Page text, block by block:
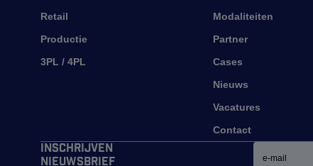
Retail
Productie
3PL / 4PL
Modaliteiten
Partner
Cases
Nieuws
Vacatures
Contact
Inschrijven
nieuwsbrief
Email